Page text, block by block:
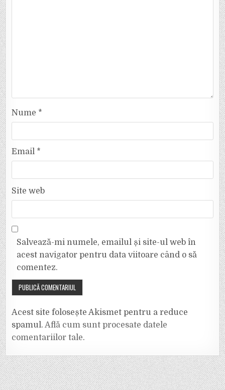
Nume *
Email *
Site web
Salvează-mi numele, emailul și site-ul web în
acest navigator pentru data viitoare când o să
comentez.
Acest site folosește Akismet pentru a reduce
spamul.Află cum sunt procesate datele
comentariilor tale.